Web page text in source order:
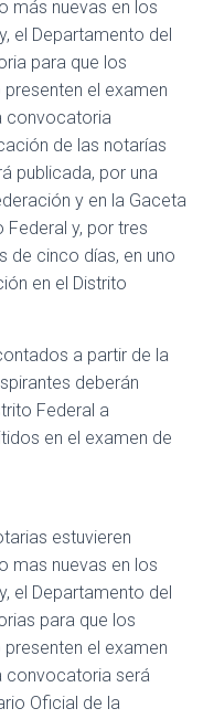
más nuevas en los
el Departamento del
para que los
el examen
convocatoria
de las notarías
publicada, por una
y en la Gaceta
Federal y, por tres
de cinco días, en uno
en el Distrito
a partir de la
deberán
Federal a
en el examen de
estuvieren
mas nuevas en los
el Departamento del
para que los
el examen
convocatoria será
Oficial de la